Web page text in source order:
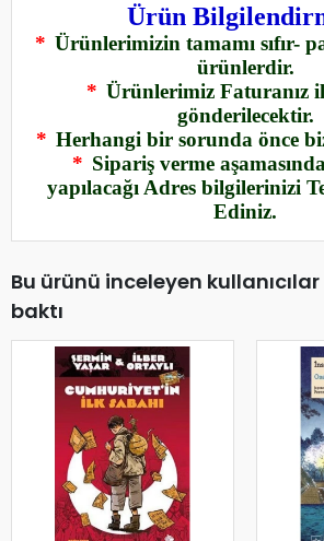
Ürün
* Ürünlerimizin tamamı sıfır-
ürünlerdir.
* Ürünlerimiz Faturanız
gönderilecektir.
* Herhangi bir sorunda önce
* Sipariş verme
yapılacağı Adres bilgilerinizi
Ediniz.
Bu ürünü inceleyen
baktı